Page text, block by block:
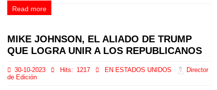
Read more
MIKE JOHNSON, EL ALIADO DE TRUMP
QUE LOGRA UNIR A LOS REPUBLICANOS
30-10-2023 Hits: 1217 EN ESTADOS UNIDOS
Director
de Edición